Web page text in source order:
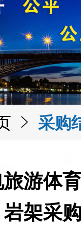
 采购
游体
岩架采